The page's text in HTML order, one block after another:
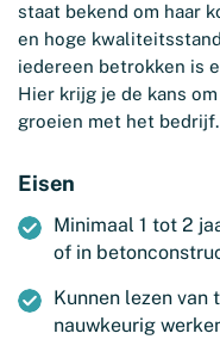
staat bekend om haar
en hoge
iedereen betrokken is
Hier krijg je de kans
groeien met het bedrijf.
Eisen
Minimaal 1 tot 2
of in
Kunnen lezen van
nauwkeurig